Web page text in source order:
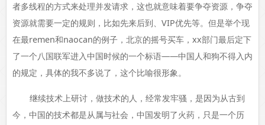
者多线程的方式来处理并发请求，这也就意味着要争夺资源，争夺
资源就需要一定的规则，比如先来后到、VIP优先等。但是举个现
在最remen和naocan的例子，北京的摇号买车，xx部门最后定下
了一个八国联军进入中国时候的一个标语——中国人和狗不得入内
的规定，具体的我不多说了，这个比喻很形象。
继续技术上研讨，做技术的人，经常发牢骚，是因为从古到
今，中国的技术都是从属与社会，中国发明了火药，只是一个历